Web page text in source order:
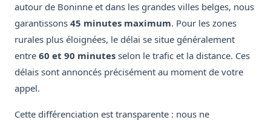
autour de Boninne et dans les grandes villes belges, nous
garantissons 45 minutes maximum. Pour les zones
rurales plus éloignées, le délai se situe généralement
entre 60 et 90 minutes selon le trafic et la distance. Ces
délais sont annoncés précisément au moment de votre
appel.
Cette différenciation est transparente : nous ne